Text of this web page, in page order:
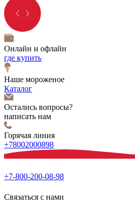
Онлайн и офлайн
где купить
Наше мороженое
Каталог
Остались вопросы?
написать нам
Горячая линия
+78002000898
+7-800-200-08-98
Связаться с нами